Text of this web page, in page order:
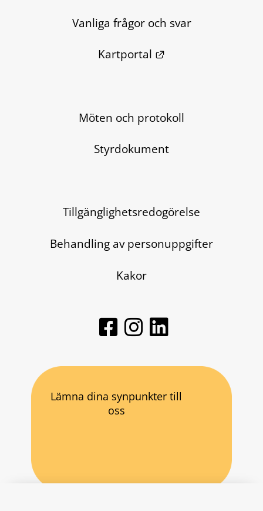
Vanliga frågor och svar
Kartportal
Länk till annan
Möten och protokoll
Styrdokument
Tillgänglighetsredogörelse
Behandling av personuppgifter
Kakor
Lämna dina synpunkter till
oss